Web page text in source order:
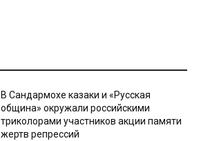
В Сандармохе казаки и «Русская
община» окружали российскими
триколорами участников акции памяти
жертв репрессий